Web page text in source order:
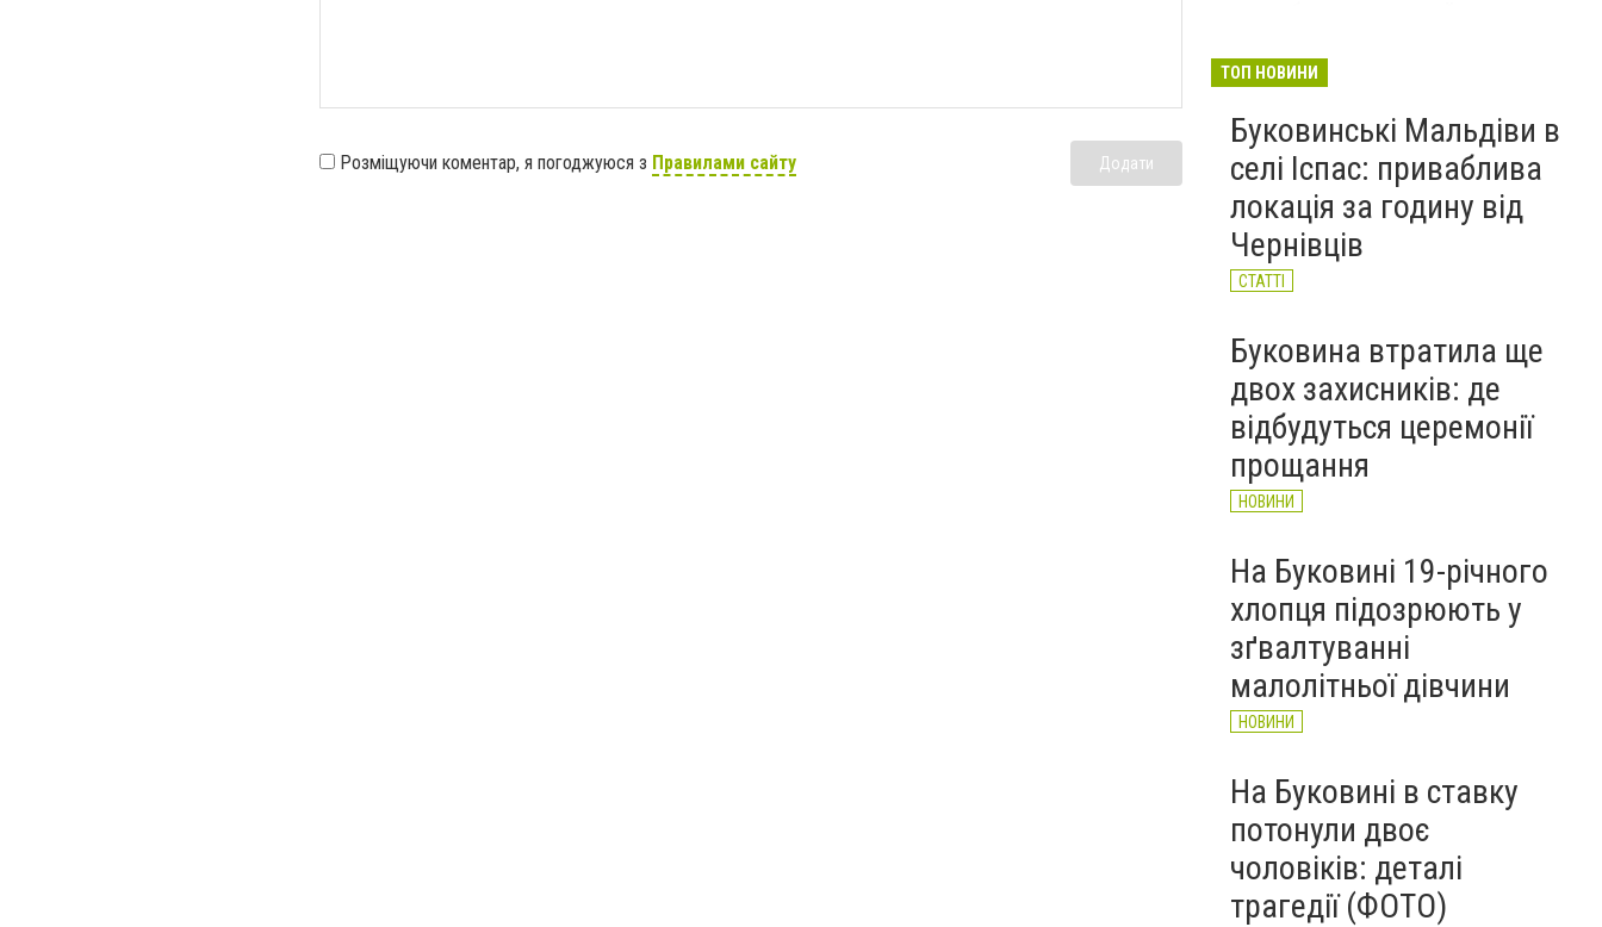
Розміщуючи коментар, я погоджуюся з Правилами сайту Додати
зафіксували новий
історичний температурний
максимум
НОВИНИ
ТОП НОВИНИ
Буковинські Мальдіви в
селі Іспас: приваблива
локація за годину від
Чернівців
СТАТТІ
Буковина втратила ще
двох захисників: де
відбудуться церемонії
прощання
НОВИНИ
На Буковині 19-річного
хлопця підозрюють у
зґвалтуванні
малолітньої дівчини
НОВИНИ
На Буковині в ставку
потонули двоє
чоловіків: деталі
трагедії (ФОТО)